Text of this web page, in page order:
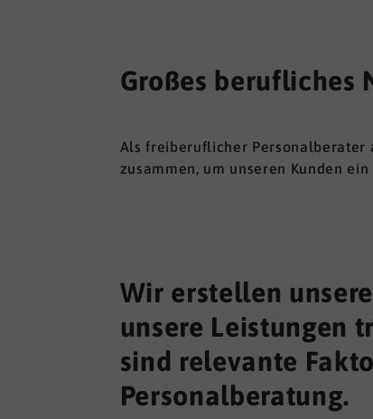
Großes berufliches
Als freiberuflicher Personalberater
zusammen, um unseren Kunden
Wir erstellen
unsere Leistungen
sind relevante
Personalberatung.